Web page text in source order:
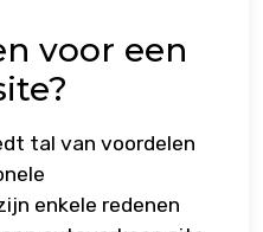
voor een
tal van voordelen
enkele redenen